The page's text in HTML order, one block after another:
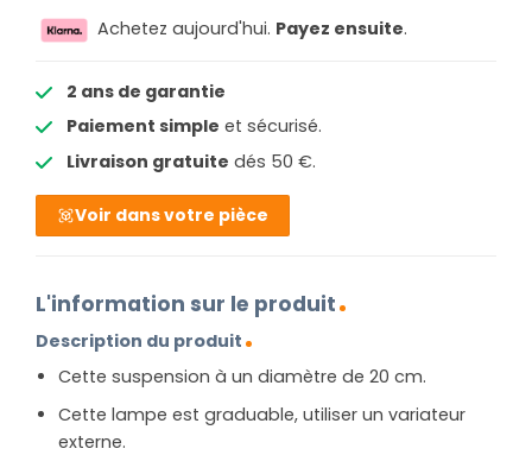
Achetez aujourd'hui. Payez ensuite.
2 ans de garantie
Paiement simple et sécurisé.
Livraison gratuite dés 50 €.
Voir dans votre pièce
L'information sur le produit
Description du produit
Cette suspension à un diamètre de 20 cm.
Cette lampe est graduable, utiliser un variateur
externe.